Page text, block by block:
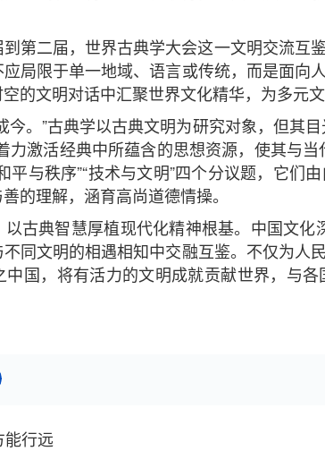
第二届，世界古典学大会这一文明交流
局限于单一地域、语言或传统，而是面向
的文明对话中汇聚世界文化精华，为多元
今。”古典学以古典文明为研究对象，但其
力激活经典中所蕴含的思想资源，使其与
平与秩序”“技术与文明”四个分议题，它
的理解，涵育高尚道德情操。
古典智慧厚植现代化精神根基。中国文化
同文明的相遇相知中交融互鉴。不仅为
国，将有活力的文明成就贡献世界，与
能行远